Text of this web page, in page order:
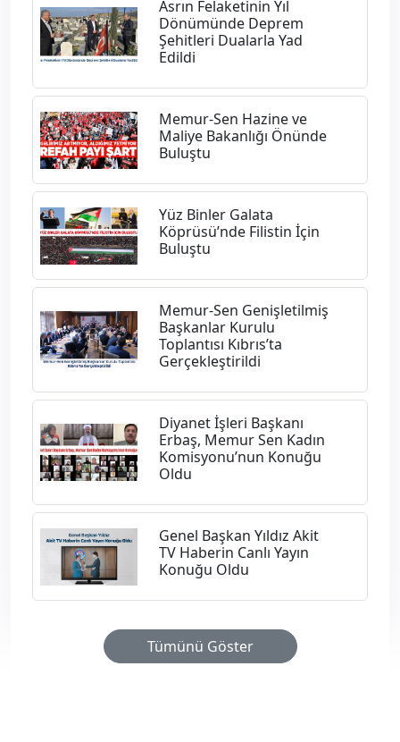
Asrın Felaketinin Yıl
Dönümünde Deprem
Şehitleri Dualarla Yad
Edildi
Memur-Sen Hazine ve
Maliye Bakanlığı Önünde
Buluştu
Yüz Binler Galata
Köprüsü’nde Filistin İçin
Buluştu
Memur-Sen Genişletilmiş
Başkanlar Kurulu
Toplantısı Kıbrıs’ta
Gerçekleştirildi
Diyanet İşleri Başkanı
Erbaş, Memur Sen Kadın
Komisyonu’nun Konuğu
Oldu
Genel Başkan Yıldız Akit
TV Haberin Canlı Yayın
Konuğu Oldu
Tümünü Göster